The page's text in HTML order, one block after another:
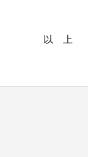
以 上